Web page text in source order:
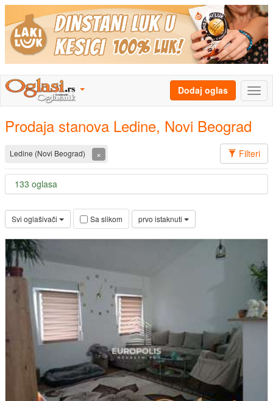
Dodaj oglas
Prodaja stanova Ledine, Novi Beograd
Filteri
Ledine (Novi Beograd) ×
133 oglasa
Svi oglašivači Sa slikom prvo istaknuti